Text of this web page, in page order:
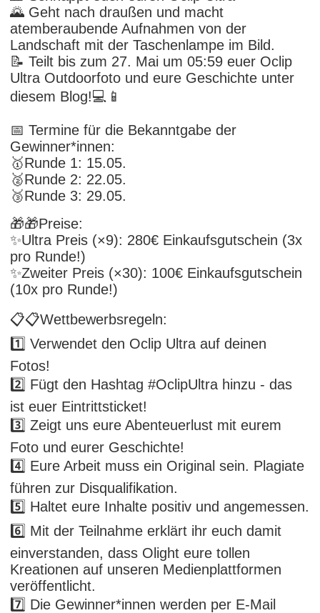
🌄 Geht nach draußen und macht
atemberaubende Aufnahmen von der
Landschaft mit der Taschenlampe im Bild.
📝 Teilt bis zum 27. Mai um 05:59 euer Oclip
Ultra Outdoorfoto und eure Geschichte unter
diesem Blog!💻📱
📅 Termine für die Bekanntgabe der
Gewinner*innen:
🥇Runde 1: 15.05.
🥈Runde 2: 22.05.
🥉Runde 3: 29.05.
🎁🎁Preise:
✨Ultra Preis (×9): 280€ Einkaufsgutschein (3x
pro Runde!)
✨Zweiter Preis (×30): 100€ Einkaufsgutschein
(10x pro Runde!)
📋📋Wettbewerbsregeln:
1️⃣ Verwendet den Oclip Ultra auf deinen
Fotos!
2️⃣ Fügt den Hashtag #OclipUltra hinzu - das
ist euer Eintrittsticket!
3️⃣ Zeigt uns eure Abenteuerlust mit eurem
Foto und eurer Geschichte!
4️⃣ Eure Arbeit muss ein Original sein. Plagiate
führen zur Disqualifikation.
5️⃣ Haltet eure Inhalte positiv und angemessen.
6️⃣ Mit der Teilnahme erklärt ihr euch damit
einverstanden, dass Olight eure tollen
Kreationen auf unseren Medienplattformen
veröffentlicht.
7️⃣ Die Gewinner*innen werden per E-Mail